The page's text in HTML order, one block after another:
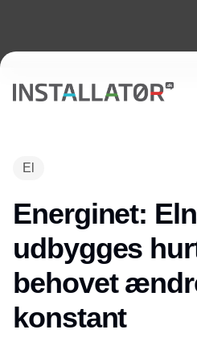
El
Energinet:
udbygges
behovet
konstant